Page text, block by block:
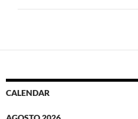
CALENDAR